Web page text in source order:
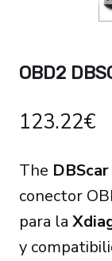
OBD2
123.22€
The
conector
para la
y